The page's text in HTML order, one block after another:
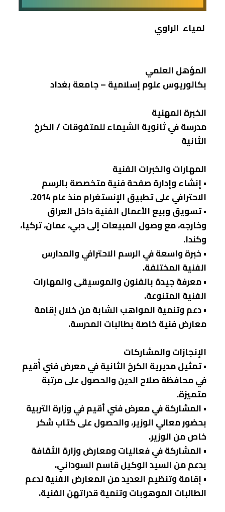
لمياء الراوي
المؤهل العلمي
بكالوريوس علوم إسلامية – جامعة بغداد
الخبرة المهنية
مدرسة في ثانوية الشيماء للمتفوقات / الكرخ
الثانية
المهارات والخبرات الفنية
• إنشاء وإدارة صفحة فنية متخصصة بالرسم
الاحترافي على تطبيق الإنستغرام منذ عام 2014.
• تسويق وبيع الأعمال الفنية داخل العراق
وخارجه، مع وصول المبيعات إلى دبي، عمان، تركيا،
وكندا.
• خبرة واسعة في الرسم الاحترافي والمدارس
الفنية المختلفة.
• معرفة جيدة بالفنون والموسيقى والمهارات
الفنية المتنوعة.
• دعم وتنمية المواهب الشابة من خلال إقامة
معارض فنية خاصة بطالبات المدرسة.
الإنجازات والمشاركات
• تمثيل مديرية الكرخ الثانية في معرض فني أُقيم
في محافظة صلاح الدين والحصول على مرتبة
متميزة.
• المشاركة في معرض فني أقيم في وزارة التربية
بحضور معالي الوزير، والحصول على كتاب شكر
خاص من الوزير.
• المشاركة في فعاليات ومعارض وزارة الثقافة
بدعم من السيد الوكيل قاسم السوداني.
• إقامة وتنظيم العديد من المعارض الفنية لدعم
الطالبات الموهوبات وتنمية قدراتهن الفنية.